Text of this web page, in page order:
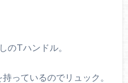
のTハンドル。
っているのでリュック。